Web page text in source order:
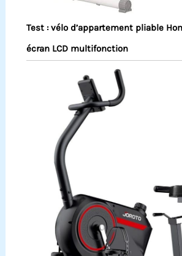
Test : vélo d’appartement pliable
écran LCD multifonction